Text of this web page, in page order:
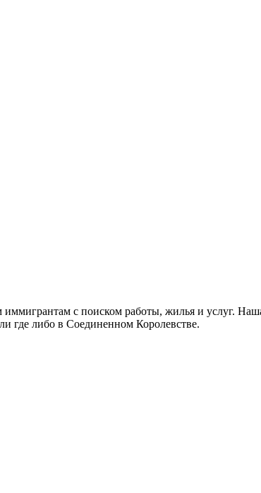
с поиском работы, жилья и услуг.
где либо в Соединенном Королевстве.